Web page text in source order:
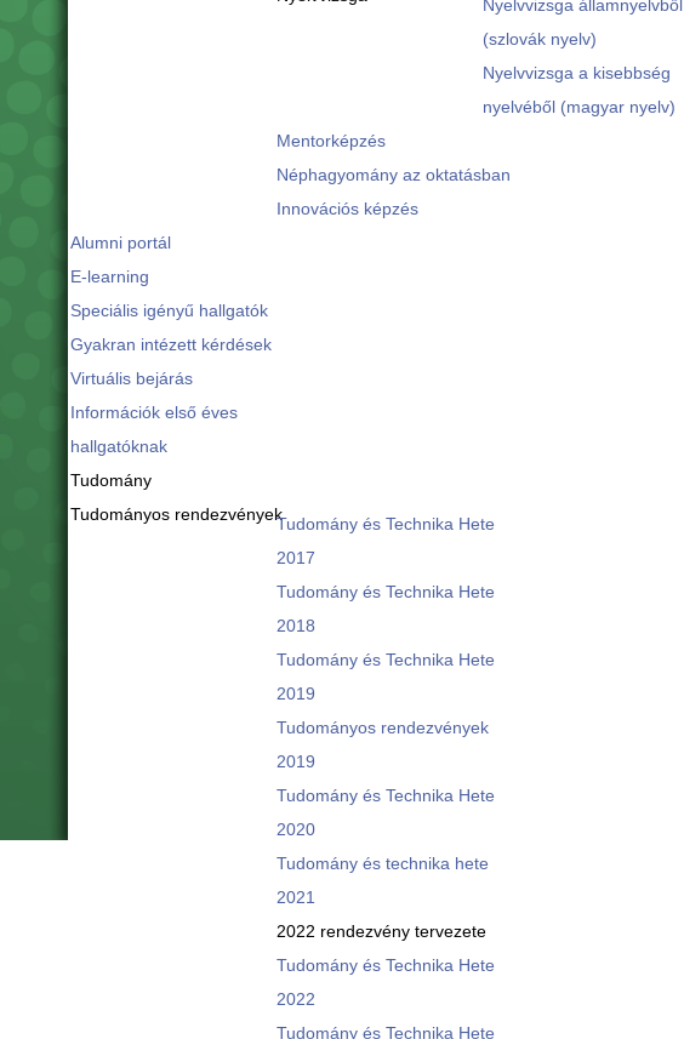
Nyelvvizsga államnyelvből
(szlovák nyelv)
Nyelvvizsga a kisebbség
nyelvéből (magyar nyelv)
Mentorképzés
Néphagyomány az oktatásban
Innovációs képzés
Alumni portál
E-learning
Speciális igényű hallgatók
Gyakran intézett kérdések
Virtuális bejárás
Információk első éves
hallgatóknak
Tudomány
Tudományos rendezvényekTudomány és Technika Hete
2017
Tudomány és Technika Hete
2018
Tudomány és Technika Hete
2019
Tudományos rendezvények
2019
Tudomány és Technika Hete
2020
Tudomány és technika hete
2021
2022 rendezvény tervezete
Tudomány és Technika Hete
2022
Tudomány és Technika Hete